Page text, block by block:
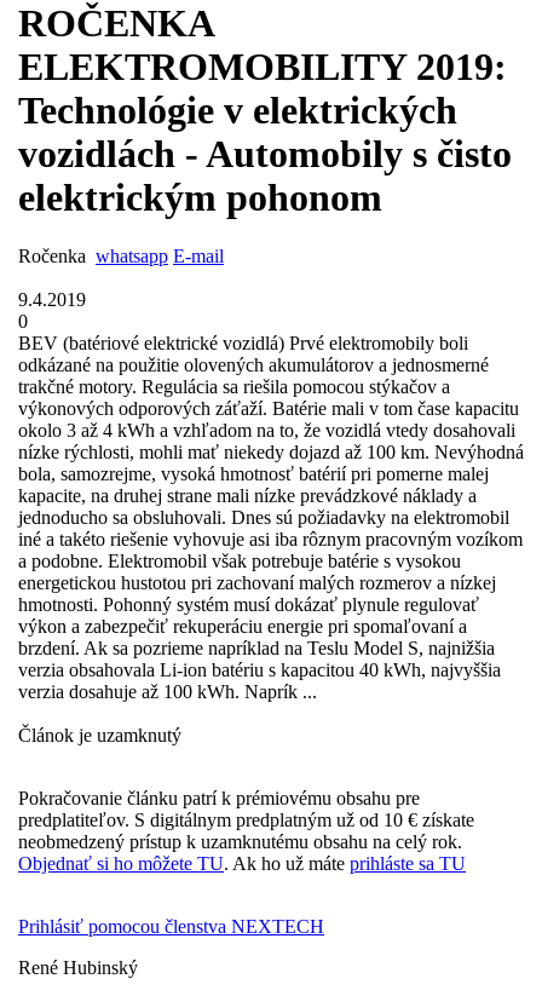
ROČENKA
ELEKTROMOBILITY 2019:
Technológie v elektrických
vozidlách - Automobily s čisto
elektrickým pohonom
Ročenka whatsapp E-mail
9.4.2019
0
BEV (batériové elektrické vozidlá) Prvé elektromobily boli
odkázané na použitie olovených akumulátorov a jednosmerné
trakčné motory. Regulácia sa riešila pomocou stýkačov a
výkonových odporových záťaží. Batérie mali v tom čase kapacitu
okolo 3 až 4 kWh a vzhľadom na to, že vozidlá vtedy dosahovali
nízke rýchlosti, mohli mať niekedy dojazd až 100 km. Nevýhodná
bola, samozrejme, vysoká hmotnosť batérií pri pomerne malej
kapacite, na druhej strane mali nízke prevádzkové náklady a
jednoducho sa obsluhovali. Dnes sú požiadavky na elektromobil
iné a takéto riešenie vyhovuje asi iba rôznym pracovným vozíkom
a podobne. Elektromobil však potrebuje batérie s vysokou
energetickou hustotou pri zachovaní malých rozmerov a nízkej
hmotnosti. Pohonný systém musí dokázať plynule regulovať
výkon a zabezpečiť rekuperáciu energie pri spomaľovaní a
brzdení. Ak sa pozrieme napríklad na Teslu Model S, najnižšia
verzia obsahovala Li-ion batériu s kapacitou 40 kWh, najvyššia
verzia dosahuje až 100 kWh. Naprík ...
Článok je uzamknutý
Pokračovanie článku patrí k prémiovému obsahu pre
predplatiteľov. S digitálnym predplatným už od 10 € získate
neobmedzený prístup k uzamknutému obsahu na celý rok.
Objednať si ho môžete TU. Ak ho už máte prihláste sa TU
Prihlásiť pomocou členstva NEXTECH
René Hubinský